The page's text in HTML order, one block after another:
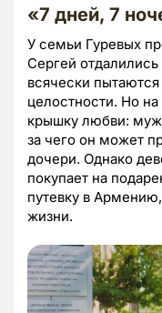
«7 дней, 7
У семьи Гуревых
Сергей отдалились
всячески
целостности. Но
крышку любви:
за чего он может
дочери. Однако
покупает на
путевку в
жизни.